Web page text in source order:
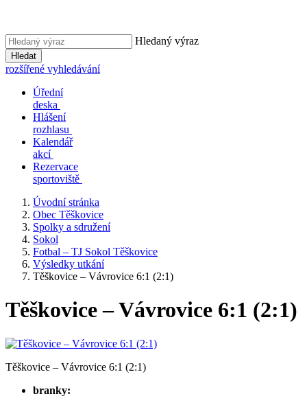
Hledaný výraz
Hledat
rozšířené vyhledávání
Úřední
deska
Hlášení
rozhlasu
Kalendář
akcí
Rezervace
sportoviště
Úvodní stránka
Obec Těškovice
Spolky a sdružení
Sokol
Fotbal – TJ Sokol Těškovice
Výsledky utkání
Těškovice – Vávrovice 6:1 (2:1)
Těškovice – Vávrovice 6:1 (2:1)
Těškovice – Vávrovice 6:1 (2:1)
branky: